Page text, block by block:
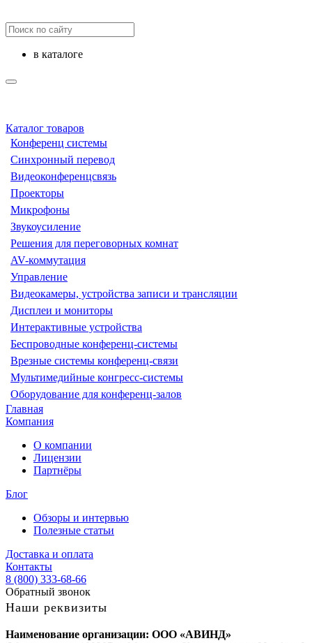
в каталоге
Каталог товаров
Конференц системы
Синхронный перевод
Видеоконференцсвязь
Проекторы
Микрофоны
Звукоусиление
Решения для переговорных комнат
AV-коммутация
Управление
Видеокамеры, устройства записи и трансляции
Дисплеи и мониторы
Интерактивные устройства
Беспроводные конференц-системы
Врезные системы конференц-связи
Мультимедийные конгресс-системы
Оборудование для конференц-залов
Главная
Компания
О компании
Лицензии
Партнёры
Блог
Обзоры и интервью
Полезные статьи
Доставка и оплата
Контакты
8 (800) 333-68-66
Обратный звонок
Наши реквизиты
Наименование организации: ООО «АВИНД»